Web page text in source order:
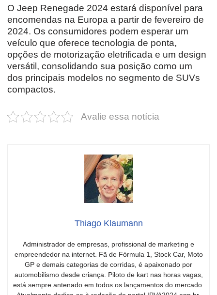
O Jeep Renegade 2024 estará disponível para
encomendas na Europa a partir de fevereiro de
2024. Os consumidores podem esperar um
veículo que oferece tecnologia de ponta,
opções de motorização eletrificada e um design
versátil, consolidando sua posição como um
dos principais modelos no segmento de SUVs
compactos.
Avalie essa notícia
Thiago Klaumann
Administrador de empresas, profissional de marketing e
empreendedor na internet. Fã de Fórmula 1, Stock Car, Moto
GP e demais categorias de corridas, é apaixonado por
automobilismo desde criança. Piloto de kart nas horas vagas,
está sempre antenado em todos os lançamentos do mercado.